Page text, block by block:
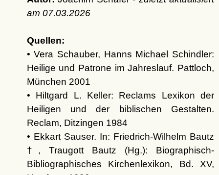
am 07.03.2026
Quellen:
• Vera Schauber, Hanns Michael Schindler:
Heilige und Patrone im Jahreslauf. Pattloch,
München 2001
• Hiltgard L. Keller: Reclams Lexikon der
Heiligen und der biblischen Gestalten.
Reclam, Ditzingen 1984
• Ekkart Sauser. In: Friedrich-Wilhelm Bautz
†, Traugott Bautz (Hg.): Biographisch-
Bibliographisches Kirchenlexikon, Bd. XV,